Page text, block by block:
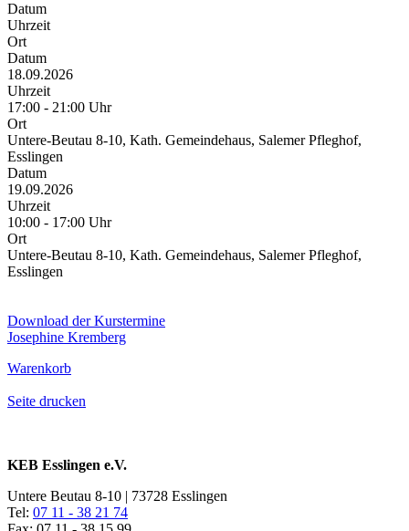
Datum
Uhrzeit
Ort
Datum
18.09.2026
Uhrzeit
17:00 - 21:00 Uhr
Ort
Untere-Beutau 8-10, Kath. Gemeindehaus, Salemer Pfleghof,
Esslingen
Datum
19.09.2026
Uhrzeit
10:00 - 17:00 Uhr
Ort
Untere-Beutau 8-10, Kath. Gemeindehaus, Salemer Pfleghof,
Esslingen
Download der Kurstermine
Josephine Kremberg
Warenkorb
Seite drucken
KEB Esslingen e.V.
Untere Beutau 8-10 | 73728 Esslingen
Tel: 07 11 - 38 21 74